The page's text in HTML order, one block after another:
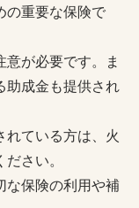
の重要な保険で
意が必要です。ま
助成金も提供され
れている方は、火
さい。
な保険の利用や補